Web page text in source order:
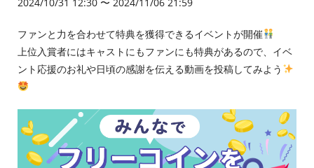
ファンと力を合わせて特典を獲得できるイベントが開催
上位入賞者にはキャストにもファンにも特典があるので、イベ
ント応援のお礼や日頃の感謝を伝える動画を投稿してみよう